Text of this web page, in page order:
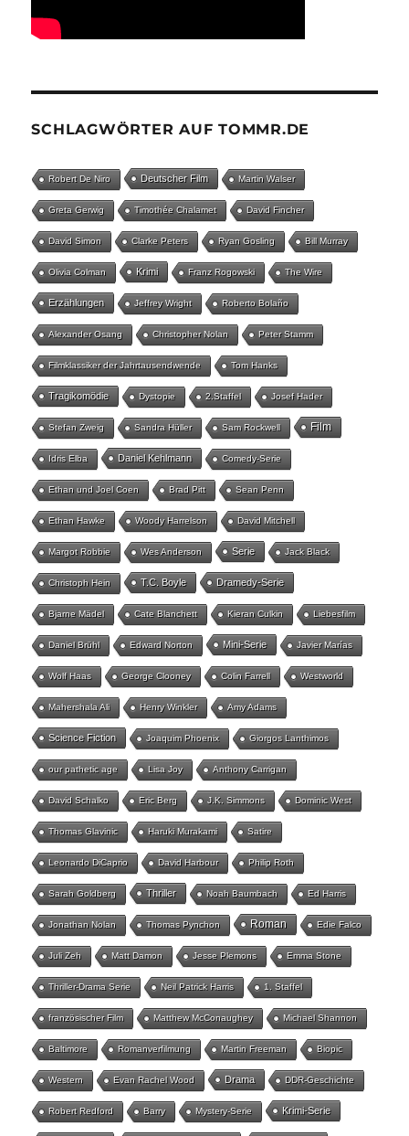
SCHLAGWÖRTER AUF TOMMR.DE
Robert De Niro Deutscher Film Martin Walser
Greta Gerwig Timothée Chalamet David Fincher
David Simon Clarke Peters Ryan Gosling Bill Murray
Olivia Colman Krimi Franz Rogowski The Wire
Erzählungen Jeffrey Wright Roberto Bolaño
Alexander Osang Christopher Nolan Peter Stamm
Filmklassiker der Jahrtausendwende Tom Hanks
Tragikomödie Dystopie 2.Staffel Josef Hader
Stefan Zweig Sandra Hüller Sam Rockwell Film
Idris Elba Daniel Kehlmann Comedy-Serie
Ethan und Joel Coen Brad Pitt Sean Penn
Ethan Hawke Woody Harrelson David Mitchell
Margot Robbie Wes Anderson Serie Jack Black
Christoph Hein T.C. Boyle Dramedy-Serie
Bjarne Mädel Cate Blanchett Kieran Culkin Liebesfilm
Daniel Brühl Edward Norton Mini-Serie Javier Marías
Wolf Haas George Clooney Colin Farrell Westworld
Mahershala Ali Henry Winkler Amy Adams
Science Fiction Joaquim Phoenix Giorgos Lanthimos
our pathetic age Lisa Joy Anthony Carrigan
David Schalko Eric Berg J.K. Simmons Dominic West
Thomas Glavinic Haruki Murakami Satire
Leonardo DiCaprio David Harbour Philip Roth
Sarah Goldberg Thriller Noah Baumbach Ed Harris
Jonathan Nolan Thomas Pynchon Roman Edie Falco
Juli Zeh Matt Damon Jesse Plemons Emma Stone
Thriller-Drama Serie Neil Patrick Harris 1. Staffel
französischer Film Matthew McConaughey Michael Shannon
Baltimore Romanverfilmung Martin Freeman Biopic
Western Evan Rachel Wood Drama DDR-Geschichte
Robert Redford Barry Mystery-Serie Krimi-Serie